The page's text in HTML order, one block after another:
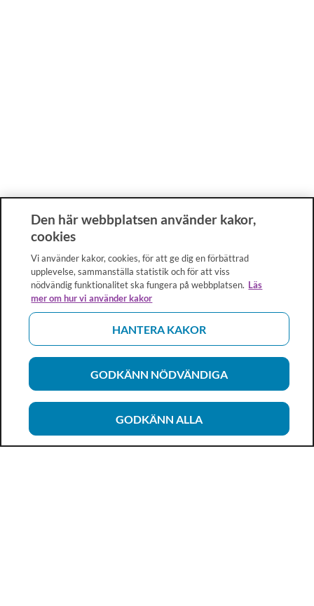
Den här webbplatsen använder kakor,
cookies
Vi använder kakor, cookies, för att ge dig en förbättrad
upplevelse, sammanställa statistik och för att viss
nödvändig funktionalitet ska fungera på webbplatsen. Läs
mer om hur vi använder kakor
HANTERA KAKOR
GODKÄNN NÖDVÄNDIGA
GODKÄNN ALLA